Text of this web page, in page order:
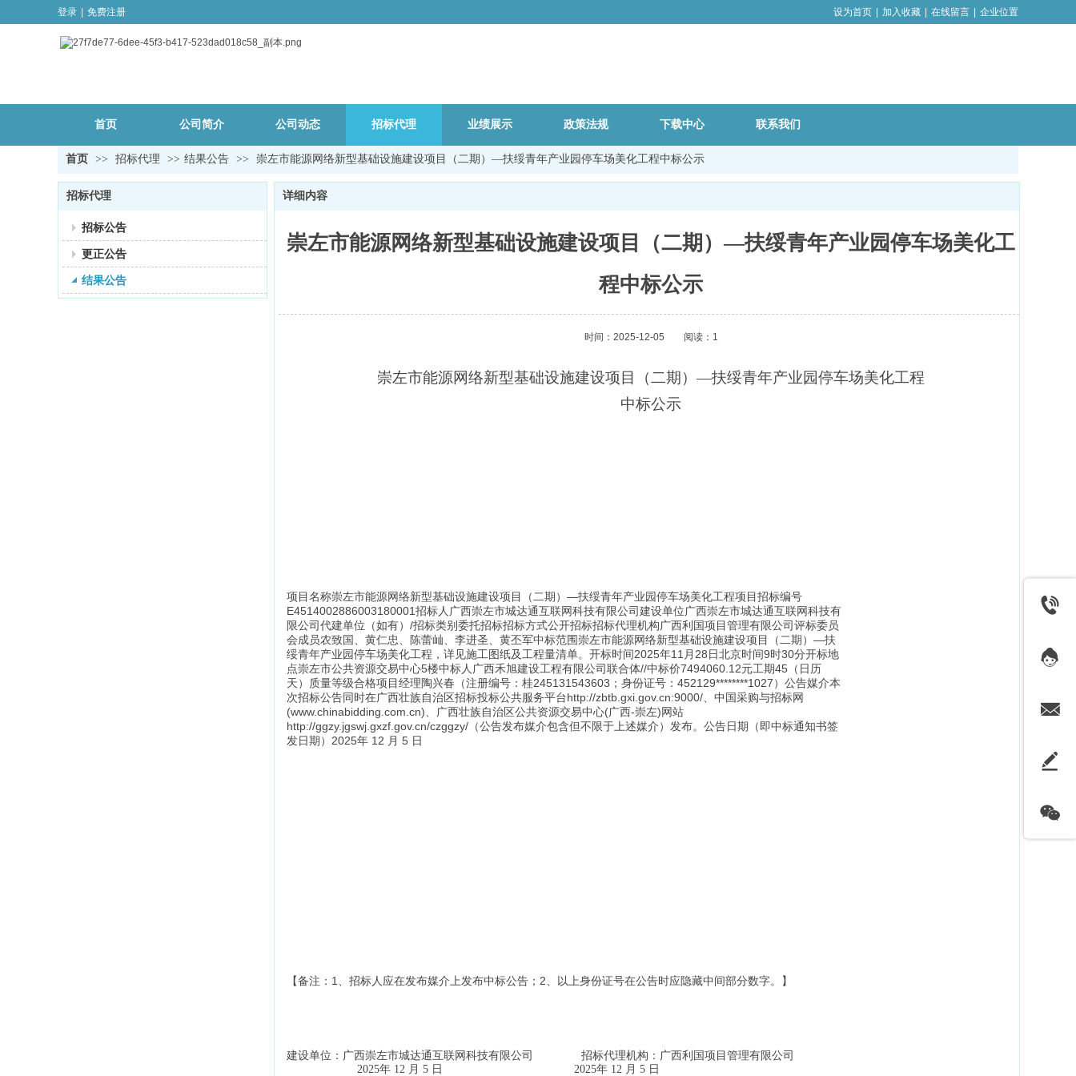
登录 免费注册 设为首页 加入收藏 在线留言 企业位置
首页 公司简介 公司动态 招标代理 业绩展示 政策法规 下载中心 联系我们
首页 >> 招标代理 >> 结果公告 >> 崇左市能源网络新型基础设施建设项目（二期）—扶绥青年产业园停车场美化工程中标公示
招标代理
招标公告
更正公告
结果公告
详细内容
崇左市能源网络新型基础设施建设项目（二期）—扶绥青年产业园停车场美化工
程中标公示
时间：2025-12-05 阅读：1
崇左市能源网络新型基础设施建设项目（二期） —扶绥青年产业园停车场美化工程
中标公示
项目名称崇左市能源网络新型基础设施建设项目（二期）—扶绥青年产业园停车场美化工程项目招标编号
E4514002886003180001招标人广西崇左市城达通互联网科技有限公司建设单位广西崇左市城达通互联网科技有
限公司代建单位（如有）/招标类别委托招标招标方式公开招标招标代理机构广西利国项目管理有限公司评标委员
会成员农致国、黄仁忠、陈蕾屾、李进圣、黄丕军中标范围崇左市能源网络新型基础设施建设项目（二期）—扶
绥青年产业园停车场美化工程，详见施工图纸及工程量清单。开标时间2025年11月28日北京时间9时30分开标地
点崇左市公共资源交易中心5楼中标人广西禾旭建设工程有限公司联合体//中标价7494060.12元工期45（日历
天）质量等级合格项目经理陶兴春（注册编号：桂245131543603；身份证号：452129********1027）公告媒介本
次招标公告同时在广西壮族自治区招标投标公共服务平台http://zbtb.gxi.gov.cn:9000/、中国采购与招标网
(www.chinabidding.com.cn)、广西壮族自治区公共资源交易中心(广西-崇左)网站
http://ggzy.jgswj.gxzf.gov.cn/czggzy/（公告发布媒介包含但不限于上述媒介）发布。公告日期（即中标通知书签
发日期）2025年 12 月 5 日
【备注：1、招标人应在发布媒介上发布中标公告；2、以上身份证号在公告时应隐藏中间部分数字。】
建设单位 ： 广西崇左市城达通互联网科技有限公司 招标代理机构： 广西利国项目管理有限公司
2025年 12 月 5 日 2025年 12 月 5 日